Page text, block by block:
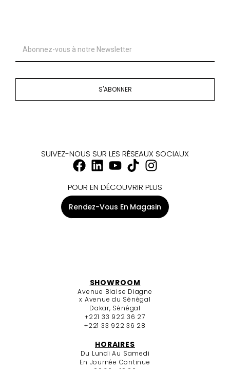
S'ABONNER
SUIVEZ-NOUS SUR LES RÉSEAUX SOCIAUX
POUR EN DÉCOUVRIR PLUS
Rendez-Vous En Magasin
SHOWROOM
Avenue Blaise Diagne
x Avenue du Sénégal
Dakar, Sénégal
+221 33 922 36 27
+221 33 922 36 28
HORAIRES
Du Lundi Au Samedi
En Journée Continue